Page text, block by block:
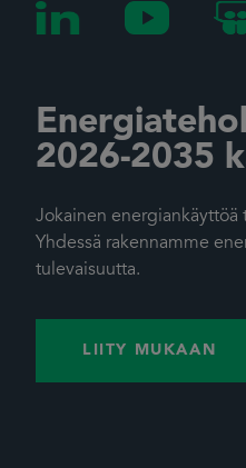
2026-2035
Jokainen energiankäyttöä
Yhdessä rakennamme
tulevaisuutta.
LIITY MUKAAN